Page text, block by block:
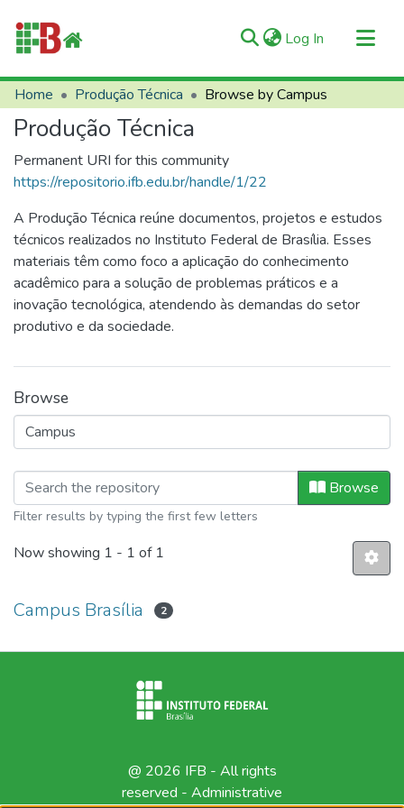
Log In (current)
Communities & Collections
All of RIIFB
About RIIFB
Contacts
Home Produção Técnica Browse by Campus
Produção Técnica
Permanent URI for this community
https://repositorio.ifb.edu.br/handle/1/22
A Produção Técnica reúne documentos, projetos e estudos
técnicos realizados no Instituto Federal de Brasília. Esses
materiais têm como foco a aplicação do conhecimento
acadêmico para a solução de problemas práticos e a
inovação tecnológica, atendendo às demandas do setor
produtivo e da sociedade.
Browse
Browsing Produção Técnica byBrowse
Filter results by typing the first few letters
Now showing 1 - 1 of 1
Campus Brasília 2
@ 2026 IFB - All rights
reserved - Administrative